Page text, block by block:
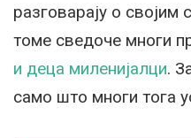
разговарају о
томе сведоче многи
и деца миленијалци.
само што многи тога